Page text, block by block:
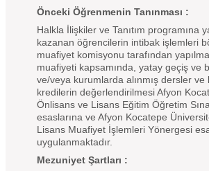
Önceki Öğrenmenin Tanınması :
Halkla İlişkiler ve Tanıtım programına
kazanan öğrencilerin intibak işlemleri
muafiyet komisyonu tarafından
muafiyeti kapsamında, yatay geçiş ve
ve/veya kurumlarda alınmış dersler ve
kredilerin değerlendirilmesi Afyon
Önlisans ve Lisans Eğitim Öğretim
esaslarına ve Afyon Kocatepe
Lisans Muafiyet İşlemleri Yönergesi
uygulanmaktadır.
Mezuniyet Şartları :